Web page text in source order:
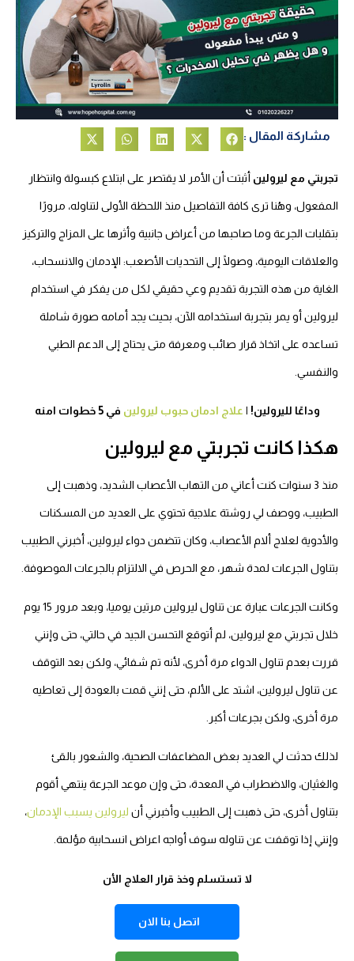
مشاركة المقال :
مع ليرولينأثبتت أن الأمر لا يقتصر على ابتلاع كبسولة وانتظار
وهُنا ترى كافة التفاصيل منذ اللحظة الأولى لتناوله، مرورًا
الجرعة وما صاحبها من أعراض جانبية وأثرها على المزاج والتركيز
اليومية، وصولًا إلى التحديات الأصعب: الإدمان والانسحاب،
من هذه التجربة تقديم وعي حقيقي لكل من يفكر في استخدام
أو يمر بتجربة استخدامه الآن، بحيث يجد أمامه صورة شاملة
على اتخاذ قرار صائب ومعرفة متى يحتاج إلى الدعم الطبي
وداعًا لليرولين! |علاج ادمان حبوب ليرولينفي 5 خطوات امنه
كانت تجربتي مع ليرولين
منذ 3 سنوات كنت أعاني من التهاب الأعصاب الشديد، وذهبت إلى
ووصف لي روشتة علاجية تحتوي على العديد من المسكنات
لعلاج ألام الأعصاب، وكان تتضمن دواء ليرولين، أخبرني الطبيب
الجرعات لمدة شهر، مع الحرص في الالتزام بالجرعات الموصوفة.
وكانت الجرعات عبارة عن تناول ليرولين مرتين يوميا، وبعد مرور 15 يوم
تجربتي مع ليرولين، لم أتوقع التحسن الجيد في حالتي، حتى وإنني
بعدم تناول الدواء مرة أخرى، لأنه تم شفائي، ولكن بعد التوقف
تناول ليرولين، اشتد على الألم، حتى إنني قمت بالعودة إلى تعاطيه
أخرى، ولكن بجرعات أكبر.
حدثت لي العديد بعض المضاعفات الصحية، والشعور بالقئ
والاضطراب في المعدة، حتى وإن موعد الجرعة ينتهي أقوم
أخرى، حتى ذهبت إلى الطبيب وأخبرني أن ليرولين يسبب الإدمان،
إذا توقفت عن تناوله سوف أواجه اعراض انسحابية مؤلمة.
لا تستسلم وخذ قرار العلاج الأن
اتصل بنا الان